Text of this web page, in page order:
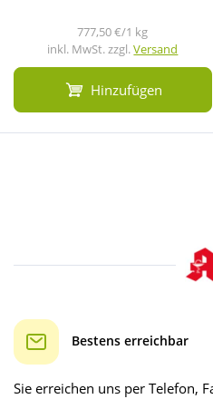
777,50 €/1 kg
inkl. MwSt. zzgl.Versand
Hinzufügen
Bestens erreichbar
Sie erreichen uns per Telefon,